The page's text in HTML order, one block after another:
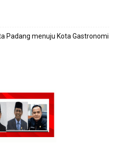
Padang menuju Kota Gastronomi